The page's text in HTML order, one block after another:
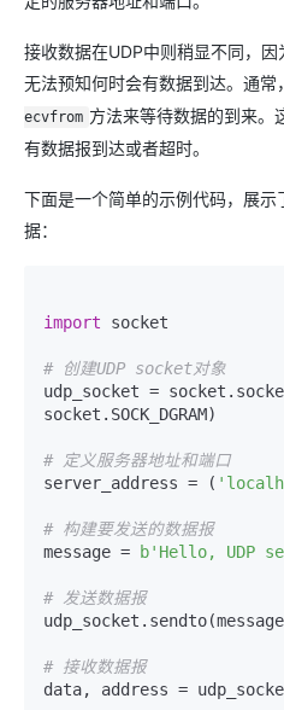
接收数据在UDP中则稍显不同，
无法预知何时会有数据到达。通
ecvfrom 方法来等待数据的到来。
有数据报到达或者超时。
下面是一个简单的示例代码，展
据：
import socket
# 创建UDP socket对象
udp_socket =
socket.SOCK_DGRAM)
# 定义服务器地址和端口
server_address = (
# 构建要发送的数据报
message =
b'Hello, UDP
# 发送数据报
# 接收数据报
data, address =